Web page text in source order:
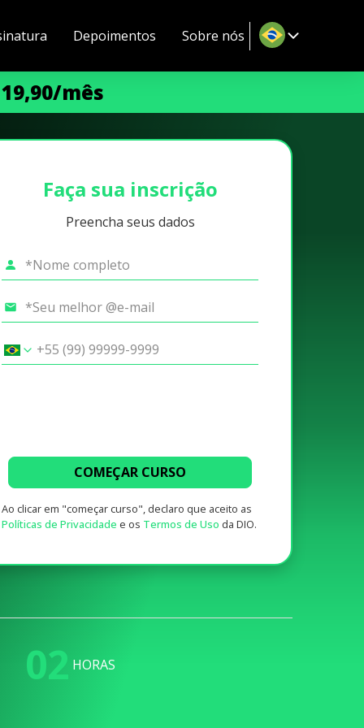
Depoimentos Sobre nós
mês
Faça sua inscrição
Preencha seus dados
COMEÇAR CURSO
Ao clicar em "começar curso", declaro que aceito as
Políticas de Privacidade e os Termos de Uso da DIO.
02 HORAS